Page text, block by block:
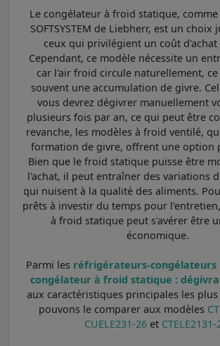
Le congélateur à froid statique, comme
SOFTSYSTEM de Liebherr, est un
ceux qui privilégient un coût
Cependant, ce modèle nécessite un
car l'air froid circule naturellement,
souvent une accumulation de givre.
vous devrez dégivrer manuellement
plusieurs fois par an, ce qui peut être
revanche, les modèles à froid ventilé,
formation de givre, offrent une option
Bien que le froid statique puisse être
l'achat, il peut entraîner des variations
qui nuisent à la qualité des aliments.
prêts à investir du temps pour
à froid statique peut s'avérer être
économique.
Parmi les réfrigérateurs-congélateurs
congélateur à froid statique :
aux caractéristiques principales les
pouvons le comparer aux modèles
CUELE231-26 et CTELE2131-